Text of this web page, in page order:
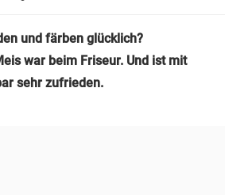
und färben glücklich?
war beim Friseur. Und ist mit
sehr zufrieden.